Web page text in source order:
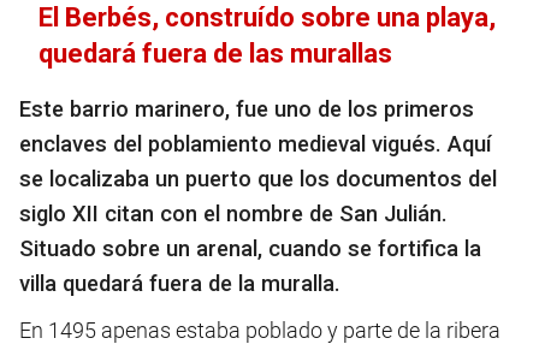
El Berbés, construído sobre una playa,
quedará fuera de las murallas
Este barrio marinero, fue uno de los primeros
enclaves del poblamiento medieval vigués. Aquí
se localizaba un puerto que los documentos del
siglo XII citan con el nombre de San Julián.
Situado sobre un arenal, cuando se fortifica la
villa quedará fuera de la muralla.
En 1495 apenas estaba poblado y parte de la ribera